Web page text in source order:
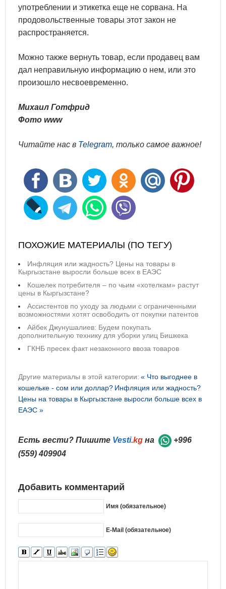
употреблении и этикетка еще не сорвана. На
продовольственные товары этот закон не
распространяется.
Можно также вернуть товар, если продавец вам
дал неправильную информацию о нем, или это
произошло несвоевременно.
Михаил Готфрид
Фото www
Читайте нас в Telegram, только самое важное!
ПОХОЖИЕ МАТЕРИАЛЫ (ПО ТЕГУ)
Инфляция или жадность? Цены на товары в
Кыргызстане выросли больше всех в ЕАЭС
Кошелек потребителя – по чьим «хотелкам» растут
цены в Кыргызстане?
Ассистентов по уходу за людьми с ограниченными
возможностями хотят освободить от покупки патентов
Айбек Джунушалиев: Будем покупать
дополнительную технику для уборки улиц Бишкека
ГКНБ пресек факт незаконного ввоза товаров
Другие материалы в этой категории: « Что выгоднее в
кошельке - сом или доллар? Инфляция или жадность?
Цены на товары в Кыргызстане выросли больше всех в
ЕАЭС »
Есть вести? Пишите Vesti.kg на
+996
(559) 409904
Добавить комментарий
Имя (обязательное)
E-Mail (обязательное)